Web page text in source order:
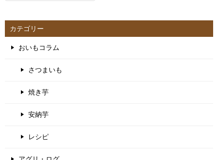
カテゴリー
おいもコラム
さつまいも
焼き芋
安納芋
レシピ